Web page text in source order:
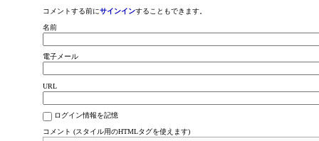
コメントする前にサインインすることもできます。
名前
電子メール
URL
ログイン情報を記憶
コメント (スタイル用のHTMLタグを使えます)